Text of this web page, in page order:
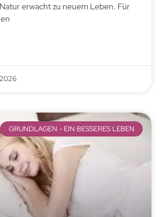
erwacht zu neuem Leben. Für
GRUNDLAGEN - EIN BESSERES LEBEN